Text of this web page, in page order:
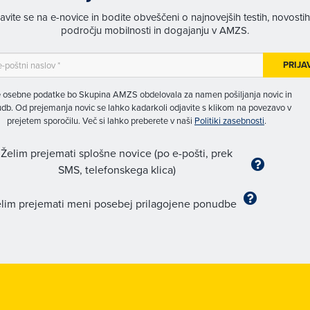
se na e-novice in bodite obveščeni o najnovejših testih,
področju mobilnosti in dogajanju v AMZS.
osebne podatke bo Skupina AMZS obdelovala za namen pošiljanja novic in
Od prejemanja novic se lahko kadarkoli odjavite s klikom na povezavo v
prejetem sporočilu. Več si lahko preberete v naši Politiki zasebnosti.
Želim prejemati splošne novice (po e-pošti, prek
SMS, telefonskega klica)
prejemati meni posebej prilagojene ponudbe